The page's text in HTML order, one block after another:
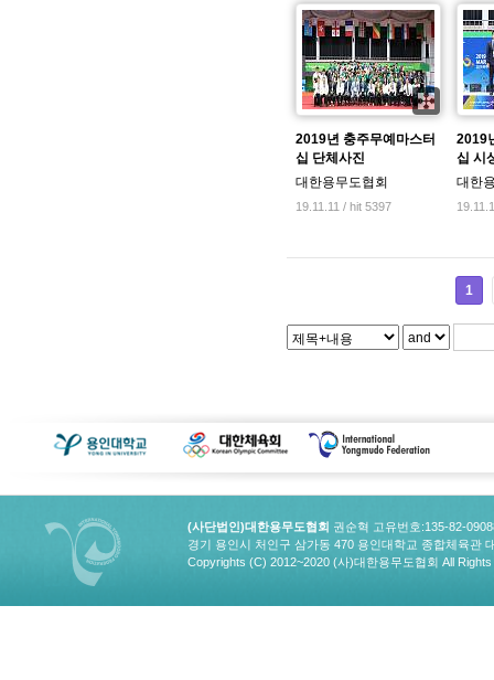
2019년 충주무예마스터
십 단체사진
대한용무도협회
19.11.11 / hit 5397
2019
십 시
대한
1
(사단법인)대한용무도협회 권순혁 고유번호:135-82-
경기 용인시 처인구 삼가동 470 용인대학교 종합체육관
Copyrights (C) 2012~2020 (사)대한용무도협회 All